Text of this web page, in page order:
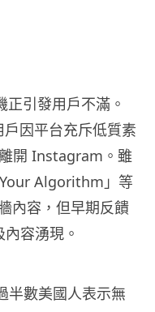
引發用戶不滿。
因平台充斥低質素
開 Instagram。雖
Algorithm」等
內容，但早期反饋
容湧現。
半數美國人表示無